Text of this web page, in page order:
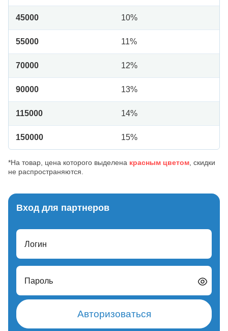
45000 10%
55000 11%
70000 12%
90000 13%
115000 14%
150000 15%
*На товар, цена которого выделена красным цветом , скидки
не распространяются.
Вход для партнеров
Логин
Пароль
Авторизоваться